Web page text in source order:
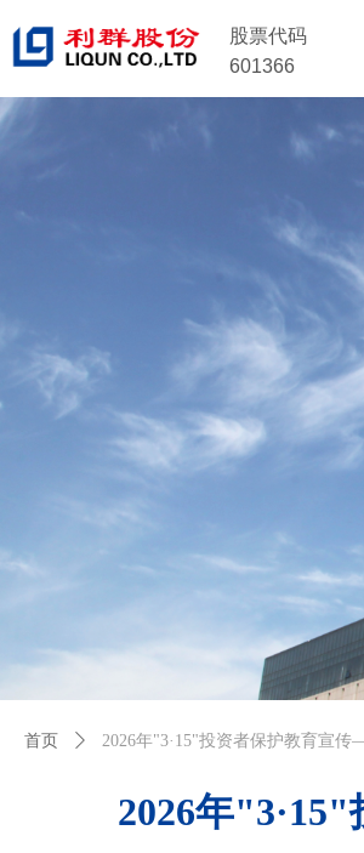
股票代码
601366
2026年
首页 ꄲ 2026年"3·15"投资者保护教育宣